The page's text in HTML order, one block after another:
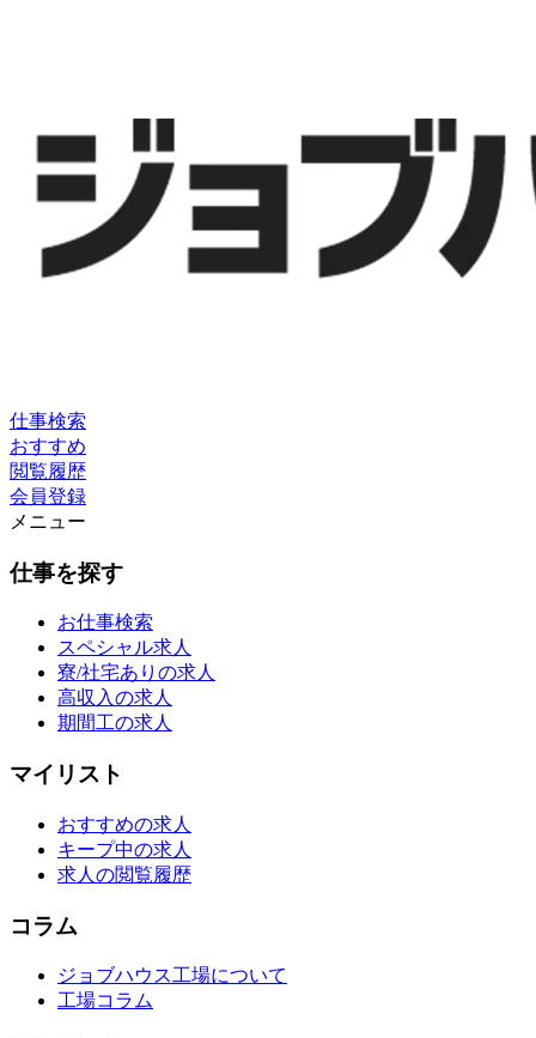
仕事検索
おすすめ
閲覧履歴
会員登録
メニュー
仕事を探す
お仕事検索
スペシャル求人
寮/社宅ありの求人
高収入の求人
期間工の求人
マイリスト
おすすめの求人
キープ中の求人
求人の閲覧履歴
コラム
ジョブハウス工場について
工場コラム